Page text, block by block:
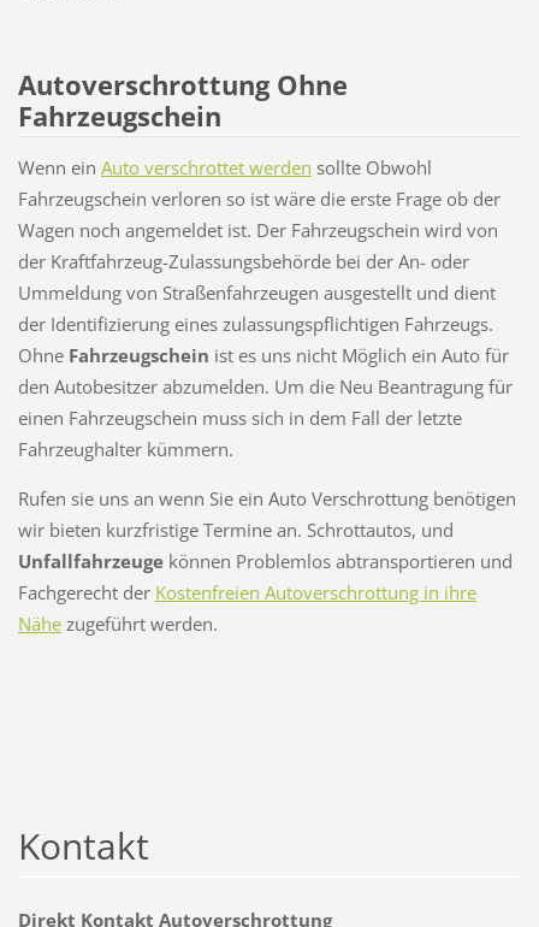
Autoverschrottung Ohne
Fahrzeugschein
Wenn ein Auto verschrottet werden sollte Obwohl
Fahrzeugschein verloren so ist wäre die erste Frage ob der
Wagen noch angemeldet ist. Der Fahrzeugschein wird von
der Kraftfahrzeug-Zulassungsbehörde bei der An- oder
Ummeldung von Straßenfahrzeugen ausgestellt und dient
der Identifizierung eines zulassungspflichtigen Fahrzeugs.
Ohne Fahrzeugschein ist es uns nicht Möglich ein Auto für
den Autobesitzer abzumelden. Um die Neu Beantragung für
einen Fahrzeugschein muss sich in dem Fall der letzte
Fahrzeughalter kümmern.
Rufen sie uns an wenn Sie ein Auto Verschrottung benötigen
wir bieten kurzfristige Termine an. Schrottautos, und
Unfallfahrzeuge können Problemlos abtransportieren und
Fachgerecht der Kostenfreien Autoverschrottung in ihre
Nähezugeführt werden.
Kontakt
Direkt Kontakt Autoverschrottung